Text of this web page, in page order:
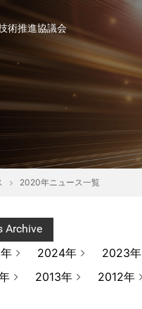
術推進協議会
拶
2020年ニュース一覧
Archive
2024年 2023年
2013年 2012年